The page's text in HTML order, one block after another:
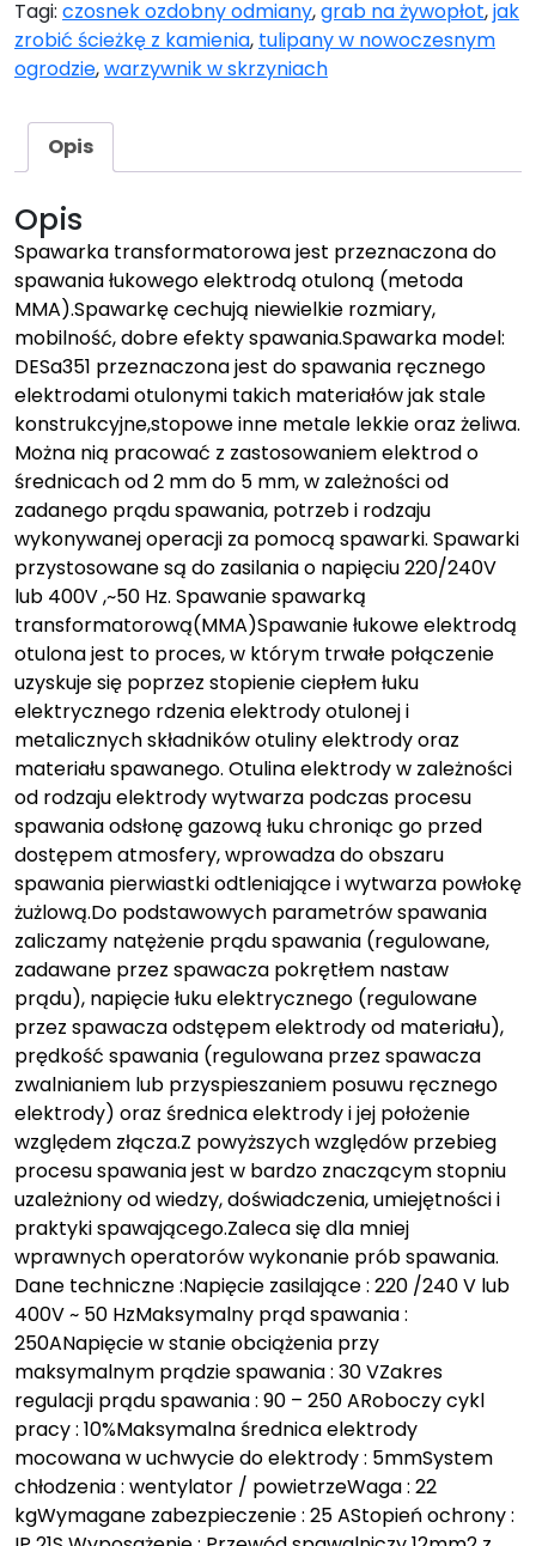
Tagi: czosnek ozdobny odmiany,grab na żywopłot,jak
zrobić ścieżkę z kamienia, tulipany w nowoczesnym
ogrodzie,warzywnik w skrzyniach
Opis
Opis
Spawarka transformatorowa jest przeznaczona do
spawania łukowego elektrodą otuloną (metoda
MMA).Spawarkę cechują niewielkie rozmiary,
mobilność, dobre efekty spawania.Spawarka model:
DESa351 przeznaczona jest do spawania ręcznego
elektrodami otulonymi takich materiałów jak stale
konstrukcyjne,stopowe inne metale lekkie oraz żeliwa.
Można nią pracować z zastosowaniem elektrod o
średnicach od 2 mm do 5 mm, w zależności od
zadanego prądu spawania, potrzeb i rodzaju
wykonywanej operacji za pomocą spawarki. Spawarki
przystosowane są do zasilania o napięciu 220/240V
lub 400V ,~50 Hz. Spawanie spawarką
transformatorową(MMA)Spawanie łukowe elektrodą
otulona jest to proces, w którym trwałe połączenie
uzyskuje się poprzez stopienie ciepłem łuku
elektrycznego rdzenia elektrody otulonej i
metalicznych składników otuliny elektrody oraz
materiału spawanego. Otulina elektrody w zależności
od rodzaju elektrody wytwarza podczas procesu
spawania odsłonę gazową łuku chroniąc go przed
dostępem atmosfery, wprowadza do obszaru
spawania pierwiastki odtleniające i wytwarza powłokę
żużlową.Do podstawowych parametrów spawania
zaliczamy natężenie prądu spawania (regulowane,
zadawane przez spawacza pokrętłem nastaw
prądu), napięcie łuku elektrycznego (regulowane
przez spawacza odstępem elektrody od materiału),
prędkość spawania (regulowana przez spawacza
zwalnianiem lub przyspieszaniem posuwu ręcznego
elektrody) oraz średnica elektrody i jej położenie
względem złącza.Z powyższych względów przebieg
procesu spawania jest w bardzo znaczącym stopniu
uzależniony od wiedzy, doświadczenia, umiejętności i
praktyki spawającego.Zaleca się dla mniej
wprawnych operatorów wykonanie prób spawania.
Dane techniczne :Napięcie zasilające : 220 /240 V lub
400V ~ 50 HzMaksymalny prąd spawania :
250ANapięcie w stanie obciążenia przy
maksymalnym prądzie spawania : 30 VZakres
regulacji prądu spawania : 90 – 250 ARoboczy cykl
pracy : 10%Maksymalna średnica elektrody
mocowana w uchwycie do elektrody : 5mmSystem
chłodzenia : wentylator / powietrzeWaga : 22
kgWymagane zabezpieczenie : 25 AStopień ochrony :